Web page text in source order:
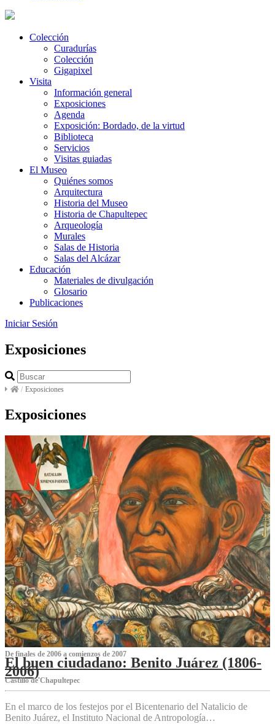
Colección
Curadurías
Colección
Gigapixel
Visita
Información general
Exposiciones
Agenda
Exposición: Bordado, de la virtud
Biblioteca
Servicios
Visitas guiadas
El Museo
Quiénes somos
Arquitectura
Historia del Museo
Historia de Chapultepec
Arqueología
Murales
Salas de Historia
Salas del Alcázar
Educación
Materiales de divulgación
Glosario
Publicaciones
Iniciar Sesión
Exposiciones
/ Exposiciones
Exposiciones
De finales de 2006 a comienzos de 2007
El buen ciudadano: Benito Juárez (1806-
2006)
Castillo de Chapultepec
En el marco de los festejos por el Bicentenario del Natalicio de
Benito Juárez, el Instituto Nacional de Antropología…